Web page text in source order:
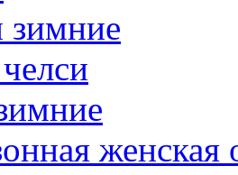
зимние
женская